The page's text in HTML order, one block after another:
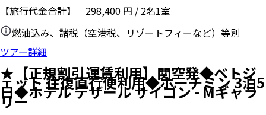
【旅行代金合計】 298,400 円 / 2名1室
燃油込み、諸税（空港税、リゾートフィーなど）等別
ツアー詳細
★【正規割引運賃利用】関空発◆ベトジ
ェット 往復直行便利用◆ホーチミン 3泊5
日◆ホテル デザール サイゴン - Mギャラ
リー